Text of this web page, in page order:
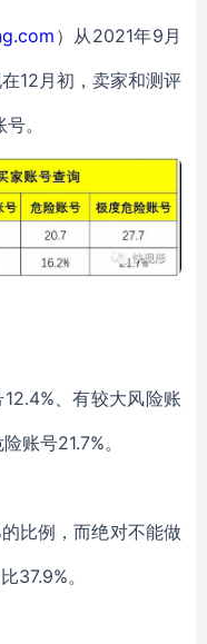
）从 2021年9 月
12 月初，卖家和测评
。
12.4%、有较大风险账
险账号21.7%。
的比例，而绝对不能做
37.9%。